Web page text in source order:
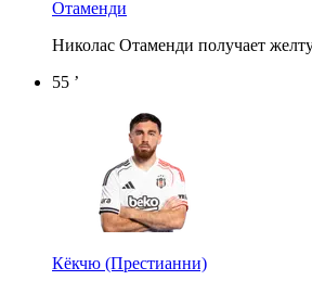
Отаменди
Николас Отаменди получает
55 ’
Кёкчю (Престианни)